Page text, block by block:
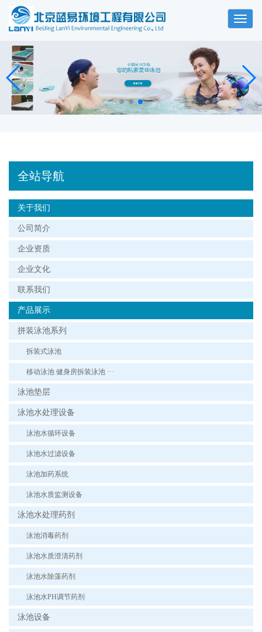
Toggle
全站导航
关于我们
公司简介
企业资质
企业文化
联系我们
产品展示
拼装泳池系列
拆装式泳池
移动泳池 健身房拆装泳池 ···
泳池垫层
泳池水处理设备
泳池水循环设备
泳池水过滤设备
泳池加药系统
泳池水质监测设备
泳池水处理药剂
泳池消毒药剂
泳池水质澄清药剂
泳池水除藻药剂
泳池水PH调节药剂
泳池设备